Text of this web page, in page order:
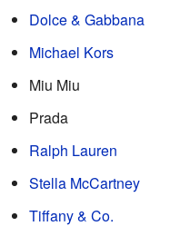
Dolce & Gabbana
Michael Kors
Miu Miu
Prada
Ralph Lauren
Stella McCartney
Tiffany & Co.